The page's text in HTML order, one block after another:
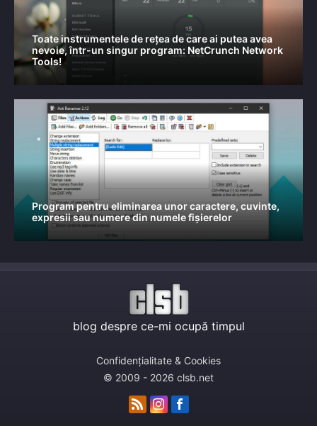
Toate instrumentele de rețea de care ai putea avea
nevoie, într-un singur program: NetCrunch Network
Tools!
Program pentru eliminarea unor caractere, cuvinte,
expresii sau numere din numele fișierelor
blog despre ce-mi ocupă timpul
Confidențialitate & Cookies
© 2009 - 2026 clsb.net